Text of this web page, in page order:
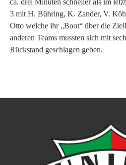
ca. drei Minuten schneller als im
3 mit H. Bühring, K. Zander, V.
Otto welche ihr „Boot“ über die
anderen Teams mussten sich mit
Rückstand geschlagen geben.